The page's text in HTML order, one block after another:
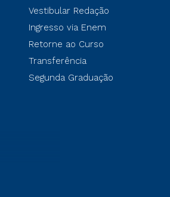
Vestibular Redação
Ingresso via Enem
Retorne ao Curso
Transferência
Segunda Graduação